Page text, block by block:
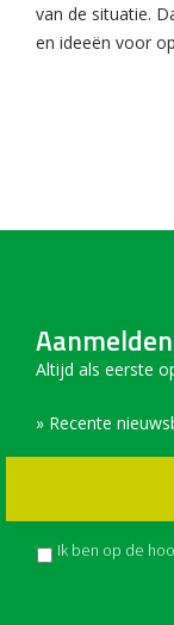
van de situatie.
en ideeën voor
Altijd als eerste
» Recente
Ik ben op de